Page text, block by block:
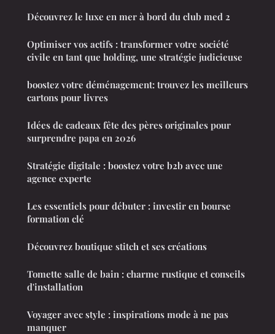
Découvrez le luxe en mer à bord du club med 2
Optimiser vos actifs : transformer votre société
civile en tant que holding, une stratégie judicieuse
boostez votre déménagement: trouvez les meilleurs
cartons pour livres
Idées de cadeaux fête des pères originales pour
surprendre papa en 2026
Stratégie digitale : boostez votre b2b avec une
agence experte
Les essentiels pour débuter : investir en bourse
formation clé
Découvrez boutique stitch et ses créations
Tomette salle de bain : charme rustique et conseils
d'installation
Voyager avec style : inspirations mode à ne pas
manquer